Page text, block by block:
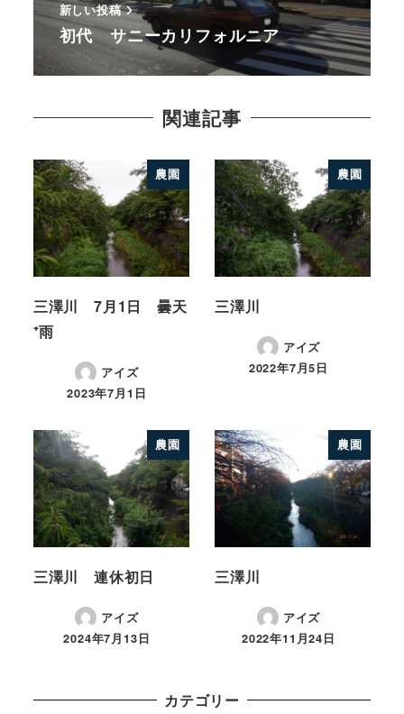
新しい投稿
初代 サニーカリフォルニア
関連記事
農園
三澤川 7月1日 曇天
⁺雨
アイズ
2023年7月1日
農園
三澤川
アイズ
2022年7月5日
農園
三澤川 連休初日
アイズ
2024年7月13日
農園
三澤川
アイズ
2022年11月24日
カテゴリー